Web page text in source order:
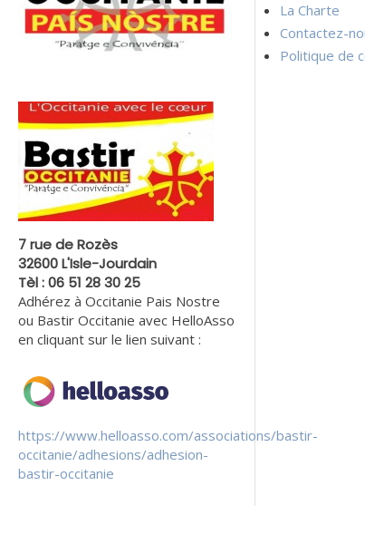
7 rue de Rozès
32600 L'Isle-Jourdain
Tèl : 06 51 28 30 25
Adhérez à Occitanie Pais Nostre
ou Bastir Occitanie avec HelloAsso
en cliquant sur le lien suivant :
https://www.helloasso.com/associations/bastir-
occitanie/adhesions/adhesion-
bastir-occitanie
La Charte
Contactez-
Politique de